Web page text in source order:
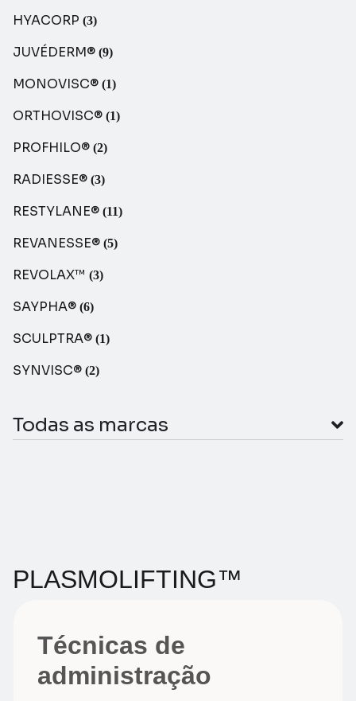
HYACORP (3)
JUVÉDERM® (9)
MONOVISC® (1)
ORTHOVISC® (1)
PROFHILO® (2)
RADIESSE® (3)
RESTYLANE® (11)
REVANESSE® (5)
REVOLAX™ (3)
SAYPHA® (6)
SCULPTRA® (1)
SYNVISC® (2)
Todas as marcas
PLASMOLIFTING™
Técnicas de
administração